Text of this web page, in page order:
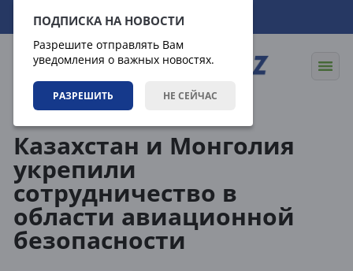
ПОДПИСКА НА НОВОСТИ
Разрешите отправлять Вам
уведомления о важных новостях.
РАЗРЕШИТЬ НЕ СЕЙЧАС
08.08.2026 03:07:53
Казахстан и Монголия
укрепили
сотрудничество в
области авиационной
безопасности